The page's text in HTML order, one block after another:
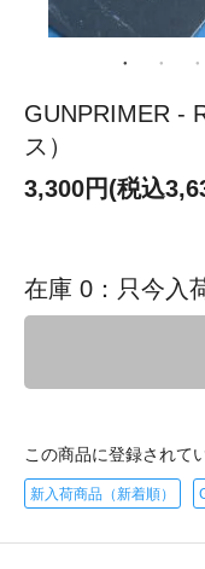
GUNPRIMER -
ス）
3,300円(税込
在庫 0：只今入
この商品に登録されて
新入荷商品（新着順）